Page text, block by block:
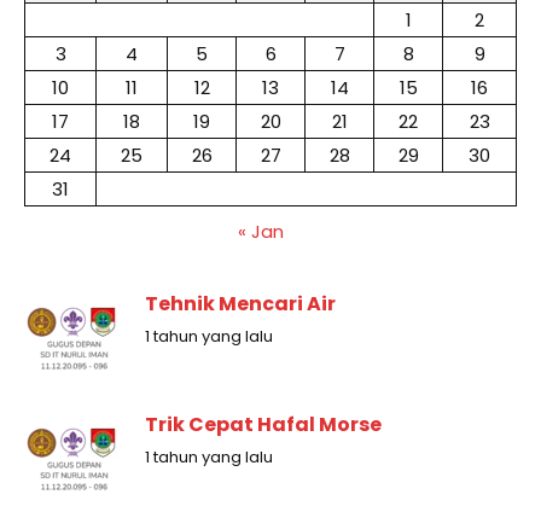
1
2
3
4 5 6 7 8
9
10
11 12 13 14 15
16
17
18 19 20 21 22
23
24
25 26 27 28 29
30
31
« Jan
Tehnik Mencari Air
1 tahun yang lalu
Trik Cepat Hafal Morse
1 tahun yang lalu